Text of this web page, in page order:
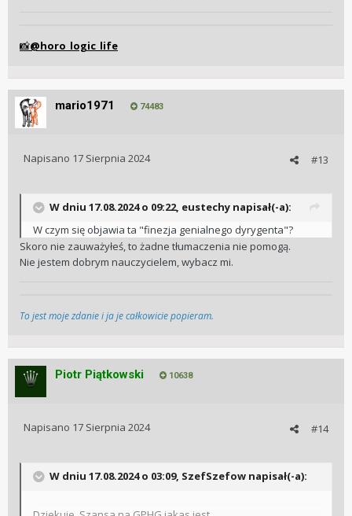
📸@horo_logic_life
mario1971 74483
#13
Napisano 17 Sierpnia 2024
W dniu 17.08.2024 o 09:22, eustechy napisał(-a):
W czym się objawia ta "finezja genialnego dyrygenta"?
Skoro nie zauważyłeś, to żadne tłumaczenia nie pomogą.
Nie jestem dobrym nauczycielem, wybacz mi.
To jest moje zdanie i ja je całkowicie popieram.
Piotr Piątkowski 10638
#14
Napisano 17 Sierpnia 2024
W dniu 17.08.2024 o 03:09, SzefSzefow napisał(-a):